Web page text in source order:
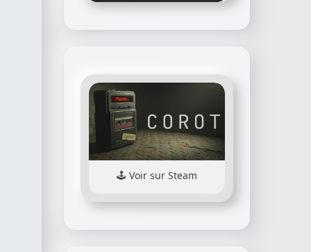
Voir sur Steam